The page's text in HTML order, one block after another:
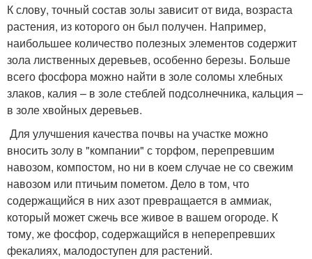
К слову, точный состав золы зависит от вида, возраста
растения, из которого он был получен. Например,
наибольшее количество полезных элементов содержит
зола лиственных деревьев, особенно березы. Больше
всего фосфора можно найти в золе соломы хлебных
злаков, калия – в золе стеблей подсолнечника, кальция –
в золе хвойных деревьев.
Для улучшения качества почвы на участке можно
вносить золу в "компании" с торфом, перепревшим
навозом, компостом, но ни в коем случае не со свежим
навозом или птичьим пометом. Дело в том, что
содержащийся в них азот превращается в аммиак,
который может сжечь все живое в вашем огороде. К
тому, же фосфор, содержащийся в неперепревших
фекалиях, малодоступен для растений.